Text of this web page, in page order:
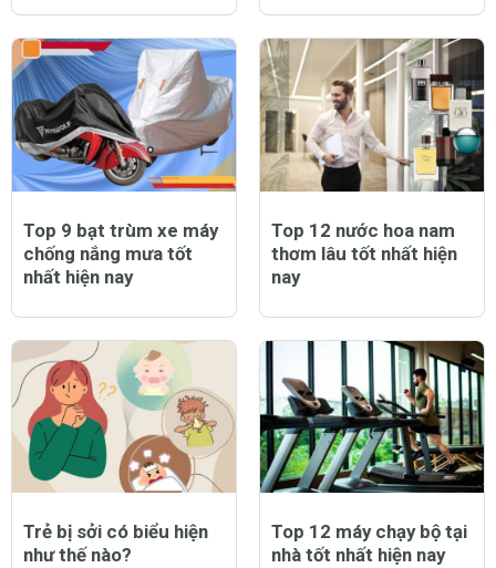
Top 9 bạt trùm xe máy
chống nắng mưa tốt
nhất hiện nay
Top 12 nước hoa nam
thơm lâu tốt nhất hiện
nay
Trẻ bị sởi có biểu hiện
như thế nào?
Top 12 máy chạy bộ tại
nhà tốt nhất hiện nay